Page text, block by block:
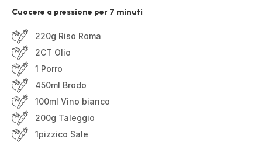
Cuocere a pressione per 7 minuti
220g Riso Roma
2CT Olio
1 Porro
450ml Brodo
100ml Vino bianco
200g Taleggio
1pizzico Sale